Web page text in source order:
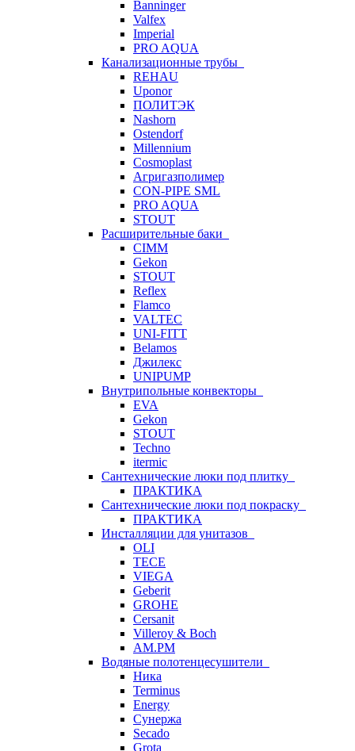
Banninger
Valfex
Imperial
PRO AQUA
Канализационные трубы
REHAU
Uponor
ПОЛИТЭК
Nashorn
Ostendorf
Millennium
Cosmoplast
Агригазполимер
CON-PIPE SML
PRO AQUA
STOUT
Расширительные баки
CIMM
Gekon
STOUT
Reflex
Flamco
VALTEC
UNI-FITT
Belamos
Джилекс
UNIPUMP
Внутрипольные конвекторы
EVA
Gekon
STOUT
Techno
itermic
Сантехнические люки под плитку
ПРАКТИКА
Сантехнические люки под покраску
ПРАКТИКА
Инсталляции для унитазов
OLI
TECE
VIEGA
Geberit
GROHE
Cersanit
Villeroy & Boch
AM.PM
Водяные полотенцесушители
Ника
Terminus
Energy
Сунержа
Secado
Grota